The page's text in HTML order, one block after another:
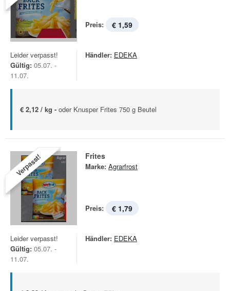
Preis: € 1,59
Leider verpasst!
Gültig: 05.07. -
11.07.
Händler: EDEKA
€ 2,12 / kg - oder Knusper Frites 750 g Beutel
Verpasst! Frites
Marke: Agrarfrost
Preis: € 1,79
Leider verpasst!
Gültig: 05.07. -
11.07.
Händler: EDEKA